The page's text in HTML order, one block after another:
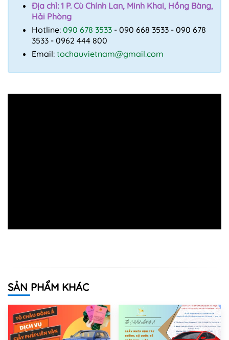
Địa chỉ: 1 P. Cù Chính Lan, Minh Khai, Hồng Bàng,
Hải Phòng
Hotline: 090 678 3533 - 090 668 3533 - 090 678
3533 - 0962 444 800
Email: tochauvietnam@gmail.com
SẢN PHẨM KHÁC